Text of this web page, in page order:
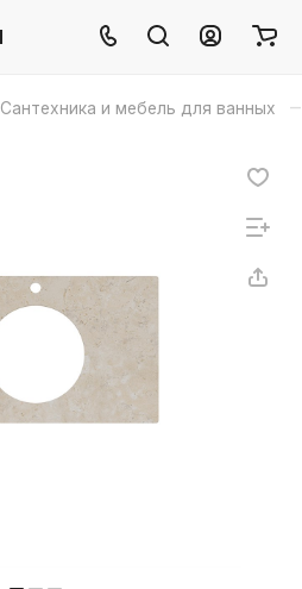
Сантехника и мебель для ванных –